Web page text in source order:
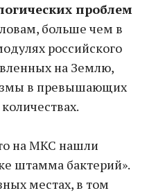
проблем
больше чем в
российского
на Землю,
в превышающих
на МКС нашли
штамма бактерий».
местах, в том